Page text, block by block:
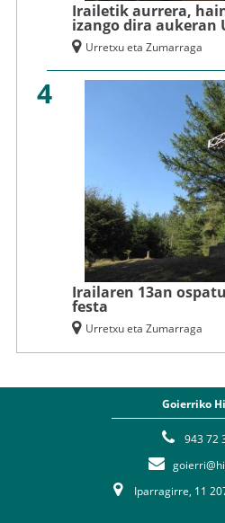
Irailetik aurrera,
izango dira aukeran
Urretxu eta Zumarraga
4
Irailaren 13an
festa
Urretxu eta Zumarraga
Goierriko
943 72
Iparragirre, 11